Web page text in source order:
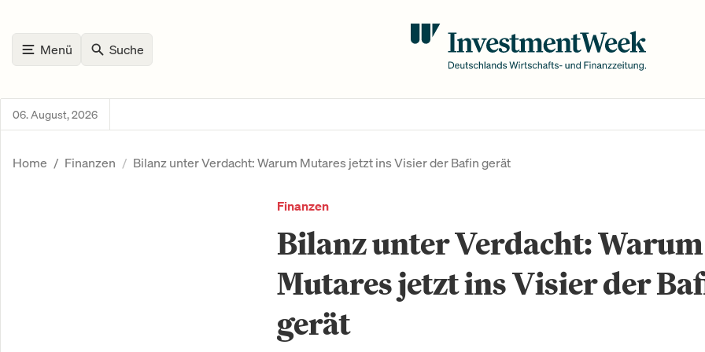
Menü Suche
06. August, 2026
Home Finanzen Bilanz unter Verdacht: Warum Mutares jetzt ins Visier der Bafin gerät
Finanzen
Bilanz unter Verdacht: Warum
Mutares jetzt ins Visier der
gerät